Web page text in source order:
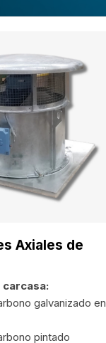
Axiales de
galvanizado en
pintado